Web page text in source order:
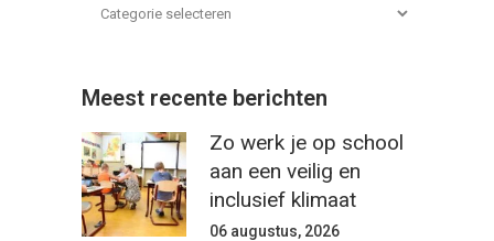
Meest recente berichten
Zo werk je op school
aan een veilig en
inclusief klimaat
06 augustus, 2026